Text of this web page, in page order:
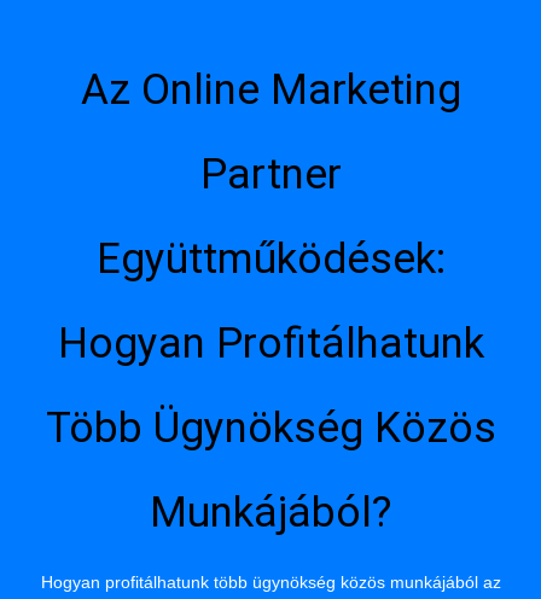
Az Online Marketing
Partner
Együttműködések:
Hogyan Profitálhatunk
Több Ügynökség Közös
Munkájából?
Hogyan profitálhatunk több ügynökség közös munkájából az